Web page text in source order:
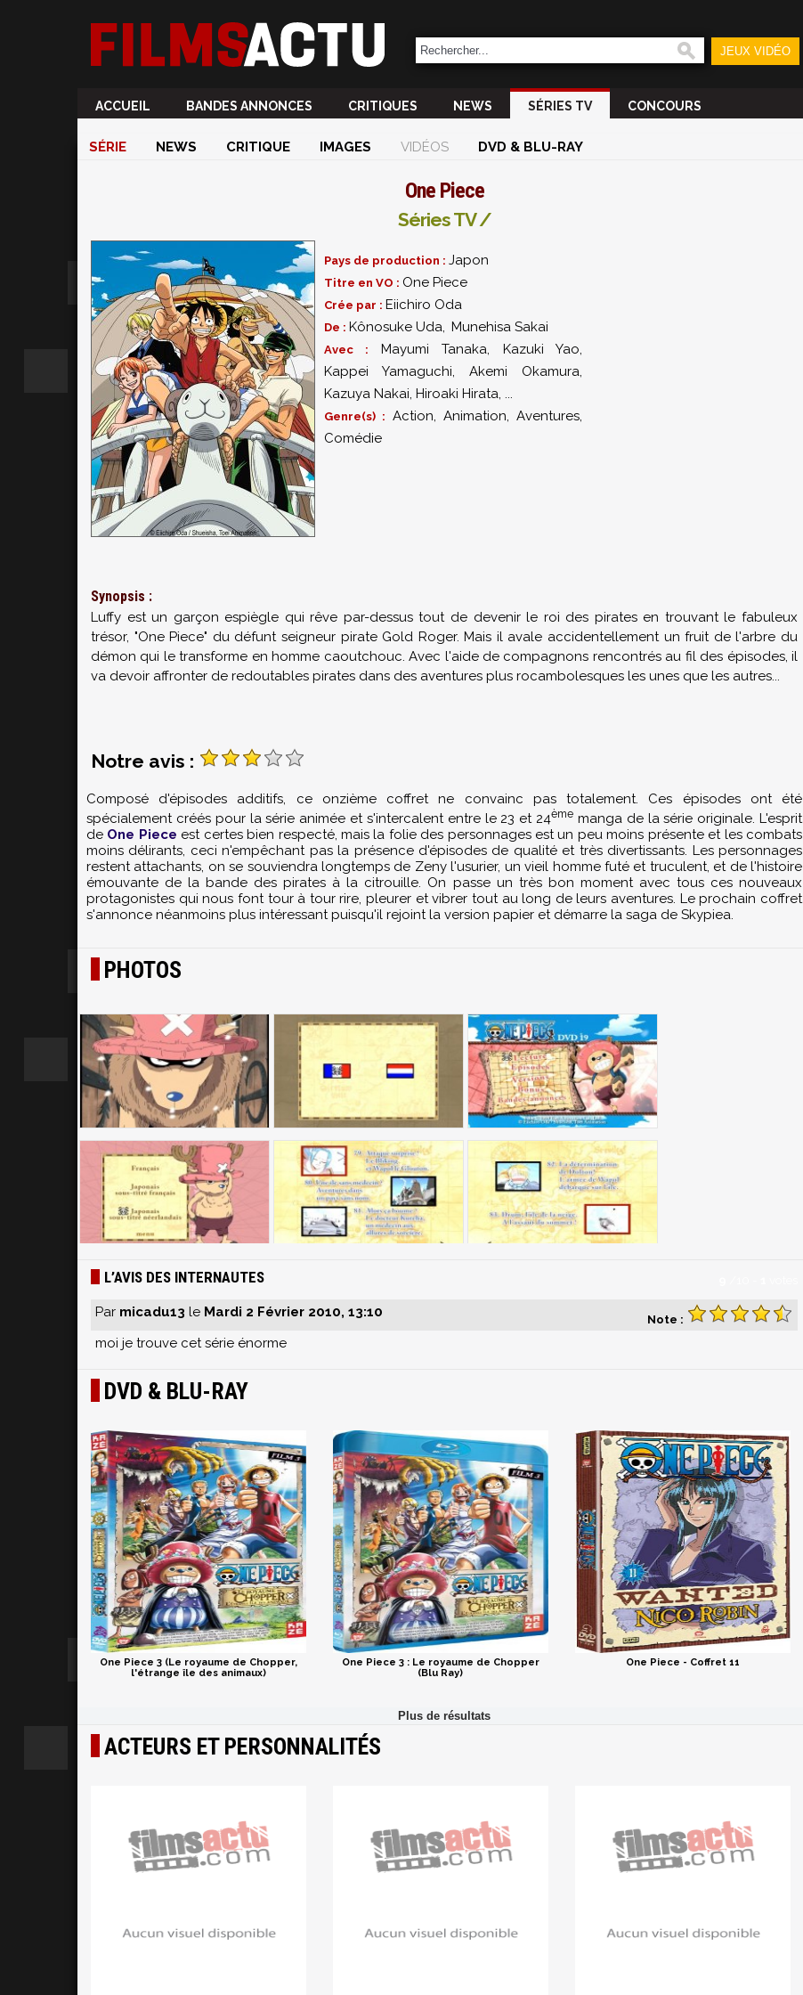
JEUX VIDÉO
ACCUEIL BANDES ANNONCES CRITIQUES NEWS SÉRIES TV CONCOURS
SÉRIE NEWS CRITIQUE IMAGES VIDÉOS DVD & BLU-RAY
One Piece
Séries TV /
Pays de production : Japon
Titre en VO : One Piece
Crée par : Eiichiro Oda
De : Kônosuke Uda, Munehisa Sakai
Avec : Mayumi Tanaka, Kazuki Yao,
Kappei Yamaguchi, Akemi Okamura,
Kazuya Nakai, Hiroaki Hirata, ...
Genre(s) : Action, Animation, Aventures,
Comédie
Synopsis :
Luffy est un garçon espiègle qui rêve par-dessus tout de devenir le roi des pirates en trouvant le fabuleux
trésor, "One Piece" du défunt seigneur pirate Gold Roger. Mais il avale accidentellement un fruit de l'arbre du
démon qui le transforme en homme caoutchouc. Avec l'aide de compagnons rencontrés au fil des épisodes, il
va devoir affronter de redoutables pirates dans des aventures plus rocambolesques les unes que les autres...
Notre avis :
Composé d'épisodes additifs, ce onzième coffret ne convainc pas totalement. Ces épisodes ont été
spécialement créés pour la série animée et s'intercalent entre le 23 et 24ème manga de la série originale. L'esprit
de One Piece est certes bien respecté, mais la folie des personnages est un peu moins présente et les combats
moins délirants, ceci n'empêchant pas la présence d'épisodes de qualité et très divertissants. Les personnages
restent attachants, on se souviendra longtemps de Zeny l'usurier, un vieil homme futé et truculent, et de l'histoire
émouvante de la bande des pirates à la citrouille. On passe un très bon moment avec tous ces nouveaux
protagonistes qui nous font tour à tour rire, pleurer et vibrer tout au long de leurs aventures. Le prochain coffret
s'annonce néanmoins plus intéressant puisqu'il rejoint la version papier et démarre la saga de Skypiea.
PHOTOS
L’AVIS DES INTERNAUTES
Note :
Par micadu13 le Mardi 2 Février 2010, 13:10
moi je trouve cet série énorme
DVD & BLU-RAY
One Piece 3 (Le royaume de Chopper,
l'étrange île des animaux)
One Piece 3 : Le royaume de Chopper
(Blu Ray)
One Piece - Coffret 11
ACTEURS ET PERSONNALITÉS